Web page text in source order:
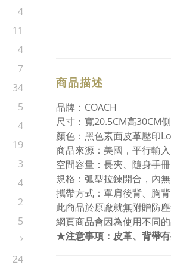
4
11
4
7
34
5
4
19
3
4
2
5
24
商品描述
品牌：COACH
尺寸：寬20.5CM高30CM
顏色：黑色素面皮革壓印
商品來源：美國，平行輸
空間容量：長夾、隨身手冊
規格：弧型拉鍊開合，內
攜帶方式：單肩後背、胸背
此商品於原廠就無附贈防
網頁商品會因為使用不同
★注意事項：皮革、背帶